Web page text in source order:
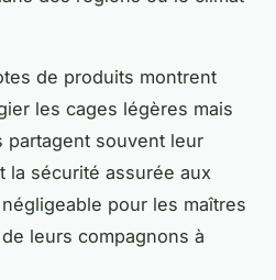
de produits montrent
les cages légères mais
partagent souvent leur
la sécurité assurée aux
pour les maîtres
leurs compagnons à